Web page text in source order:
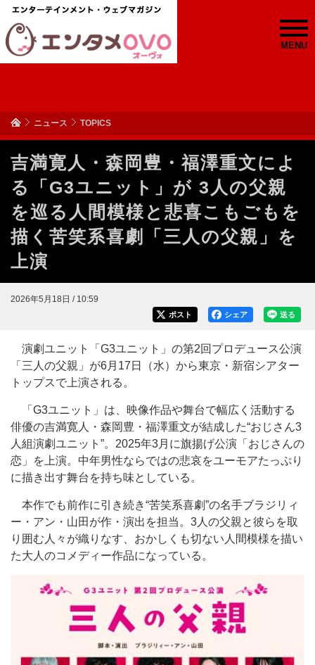
MENU
ニュース TOPICS
吉満寛人・森岡豊・福澤重文によ
る「G3ユニット」が 3人の父親
を巡る人間模様と悲喜こもごもを
描く苦笑系喜劇「三人の父親」を
上演
2026年5月18日 / 10:59
送る
シェア
ポスト
演劇ユニット「G3ユニット」の第2回プロデュース公演
「三人の父親」が6月17日（水）から東京・新宿シアター
トップスで上演される。
「G3ユニット」は、映像作品や舞台で幅広く活動する
俳優の吉満寛人・森岡豊・福澤重文が結成した“おじさん3
人組演劇ユニット”。2025年3月に旗揚げ公演「おじさんの
恋」を上演。中年男性ならではの悲哀をユーモアたっぷり
に描き出す舞台を持ち味としている。
本作でも前作に引き続き“苦笑系喜劇”の名手ブラジリィ
ー・アン・山田が作・演出を担当。3人の父親と彼らを取
り囲む人々が織りなす、おかしくも切ない人間模様を描い
た大人のコメディー作品になっている。